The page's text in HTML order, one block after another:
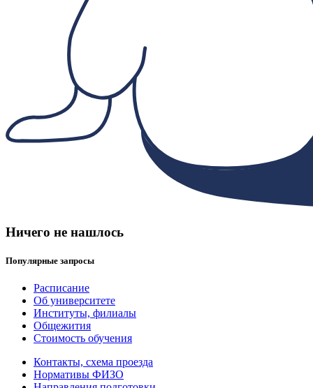
Ничего не нашлось
Популярные запросы
Расписание
Об университете
Институты, филиалы
Общежития
Стоимость обучения
Контакты, схема проезда
Нормативы ФИЗО